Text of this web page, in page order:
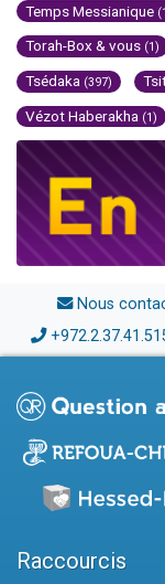
Temps Messianique
Torah-Box & vous (1)
Tsédaka (397)
Vézot Haberakha (1)
Nous
Raccourcis